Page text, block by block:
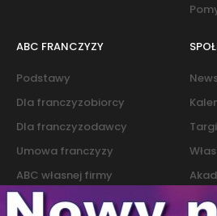
ABC FRANCZYZY
Podstawy
Dla franczyzobiorcy
Dla franczyzodawcy
Umowa franczyzy
ABC własnej firmy
Słownik franczyzy i biznesu